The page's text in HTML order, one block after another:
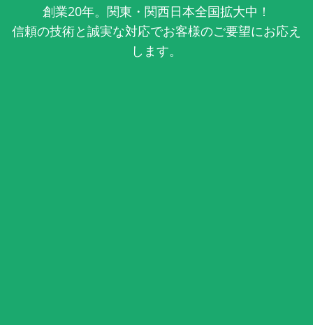
創業20年。関東・関西日本全国拡大中！
信頼の技術と誠実な対応でお客様のご要望にお応え
します。